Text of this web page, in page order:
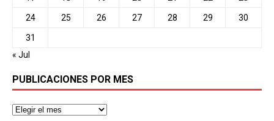
24 25 26 27 28 29 30
31
« Jul
PUBLICACIONES POR MES